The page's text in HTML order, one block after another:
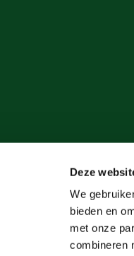
Deze
We
bieden en
met onze
combineren